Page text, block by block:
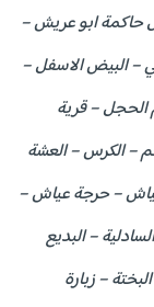
حاكمة ابو عريش –
– البيض الاسفل –
الحجل – قرية
– الكرس – العشة
عياش – حرجة عياش –
– البديع
– زبارة